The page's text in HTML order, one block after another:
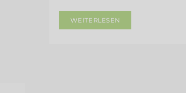
WEITERLESEN